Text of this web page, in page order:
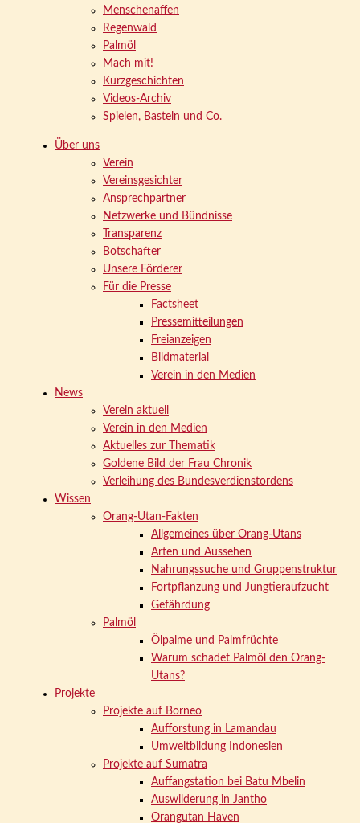
Menschenaffen
Regenwald
Palmöl
Mach mit!
Kurzgeschichten
Videos-Archiv
Spielen, Basteln und Co.
Über uns
Verein
Vereinsgesichter
Ansprechpartner
Netzwerke und Bündnisse
Transparenz
Botschafter
Unsere Förderer
Für die Presse
Factsheet
Pressemitteilungen
Freianzeigen
Bildmaterial
Verein in den Medien
News
Verein aktuell
Verein in den Medien
Aktuelles zur Thematik
Goldene Bild der Frau Chronik
Verleihung des Bundesverdienstordens
Wissen
Orang-Utan-Fakten
Allgemeines über Orang-Utans
Arten und Aussehen
Nahrungssuche und Gruppenstruktur
Fortpflanzung und Jungtieraufzucht
Gefährdung
Palmöl
Ölpalme und Palmfrüchte
Warum schadet Palmöl den Orang-
Utans?
Projekte
Projekte auf Borneo
Aufforstung in Lamandau
Umweltbildung Indonesien
Projekte auf Sumatra
Auffangstation bei Batu Mbelin
Auswilderung in Jantho
Orangutan Haven